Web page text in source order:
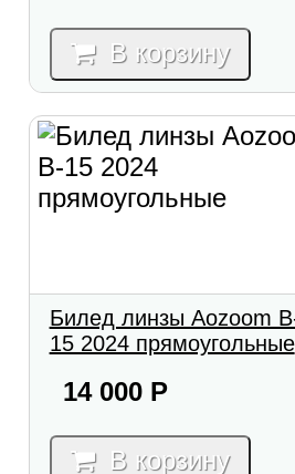
В корзину
Билед линзы Aozoom
15 2024 прямоугольные
14 000 Р
В корзину